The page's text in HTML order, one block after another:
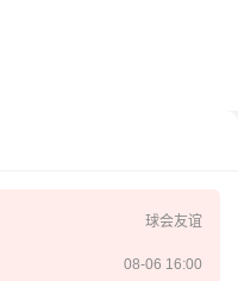
球会友谊
08-06 16:00